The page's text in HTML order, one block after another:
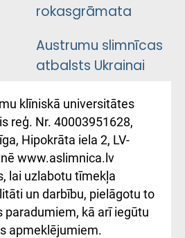
rokasgrāmata
Austrumu slimnīcas
atbalsts Ukrainai
Підтримка Східної
лікарні та співпраця з
Україною
klīniskā universitātes
reģ. Nr. 40003951628,
Hipokrāta iela 2, LV-
www.aslimnica.lv
lai uzlabotu tīmekļa
un darbību, pielāgotu to
paradumiem, kā arī iegūtu
apmeklējumiem.